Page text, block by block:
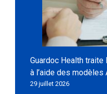
Guardoc Health
à l’aide des modèles
29 juillet 2026